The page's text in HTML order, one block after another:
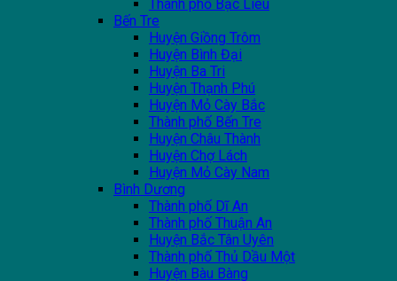
Thành phố Bạc Liêu
Bến Tre
Huyện Giồng Trôm
Huyện Bình Đại
Huyện Ba Tri
Huyện Thạnh Phú
Huyện Mỏ Cày Bắc
Thành phố Bến Tre
Huyện Châu Thành
Huyện Chợ Lách
Huyện Mỏ Cày Nam
Bình Dương
Thành phố Dĩ An
Thành phố Thuận An
Huyện Bắc Tân Uyên
Thành phố Thủ Dầu Một
Huyện Bàu Bàng